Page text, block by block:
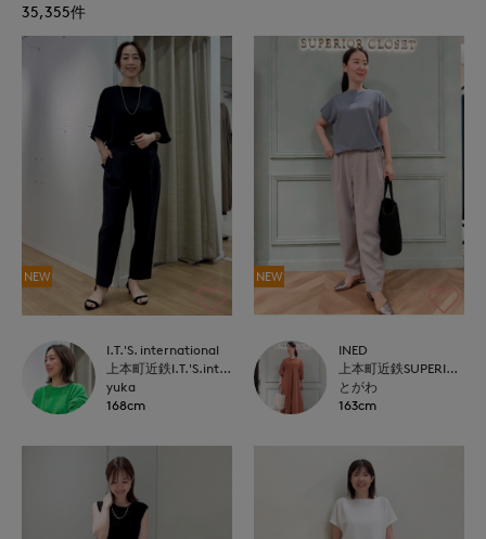
35,355件
NEW
I.T.'S. international
上本町近鉄I.T.'S.international
yuka
168cm
NEW
INED
上本町近鉄SUPERIORCLOSET
とがわ
163cm